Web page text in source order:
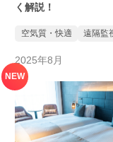
く解説！
空気質・快適 遠隔監
2025年8月
NEW